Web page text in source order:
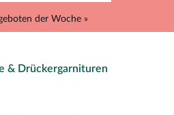
der Woche »
& Drückergarnituren